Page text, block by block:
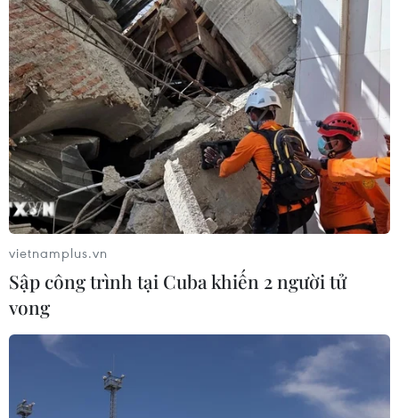
vietnamplus.vn
Sập công trình tại Cuba khiến 2 người tử
vong